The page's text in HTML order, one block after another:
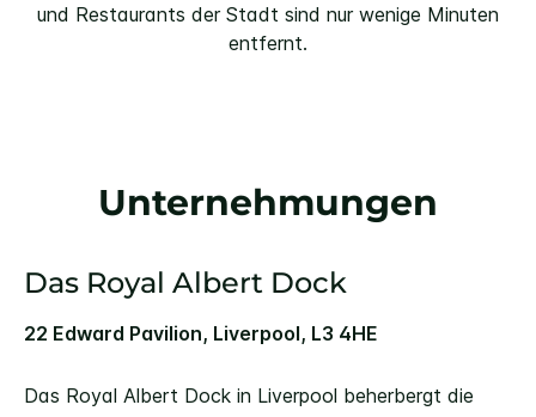
und Restaurants der Stadt sind nur wenige Minuten
entfernt.
Unternehmungen
Das Royal Albert Dock
22 Edward Pavilion, Liverpool, L3 4HE
Das Royal Albert Dock in Liverpool beherbergt die